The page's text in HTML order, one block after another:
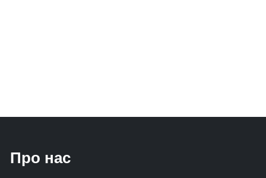
Про нас